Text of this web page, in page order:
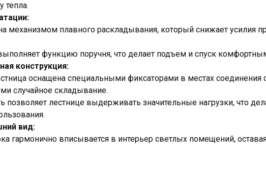
тепла.
механизмом плавного раскладывания, который снижает усилия
функцию поручня, что делает подъем и спуск
конструкция:
оснащена специальными фиксаторами в местах соединения
случайное складывание.
позволяет лестнице выдерживать значительные нагрузки, что
вид:
гармонично вписывается в интерьер светлых помещений,